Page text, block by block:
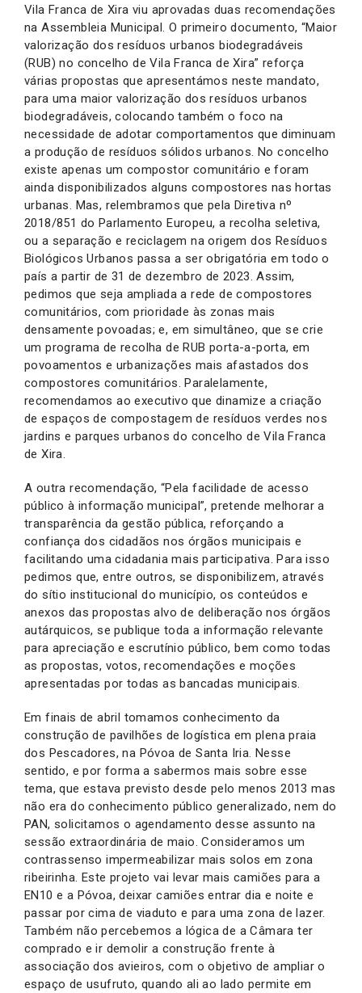
Vila Franca de Xira viu aprovadas duas recomendações
na Assembleia Municipal. O primeiro documento, “Maior
valorização dos resíduos urbanos biodegradáveis
(RUB) no concelho de Vila Franca de Xira” reforça
várias propostas que apresentámos neste mandato,
para uma maior valorização dos resíduos urbanos
biodegradáveis, colocando também o foco na
necessidade de adotar comportamentos que diminuam
a produção de resíduos sólidos urbanos. No concelho
existe apenas um compostor comunitário e foram
ainda disponibilizados alguns compostores nas hortas
urbanas. Mas, relembramos que pela Diretiva nº
2018/851 do Parlamento Europeu, a recolha seletiva,
ou a separação e reciclagem na origem dos Resíduos
Biológicos Urbanos passa a ser obrigatória em todo o
país a partir de 31 de dezembro de 2023. Assim,
pedimos que seja ampliada a rede de compostores
comunitários, com prioridade às zonas mais
densamente povoadas; e, em simultâneo, que se crie
um programa de recolha de RUB porta-a-porta, em
povoamentos e urbanizações mais afastados dos
compostores comunitários. Paralelamente,
recomendamos ao executivo que dinamize a criação
de espaços de compostagem de resíduos verdes nos
jardins e parques urbanos do concelho de Vila Franca
de Xira.
A outra recomendação, “Pela facilidade de acesso
público à informação municipal”, pretende melhorar a
transparência da gestão pública, reforçando a
confiança dos cidadãos nos órgãos municipais e
facilitando uma cidadania mais participativa. Para isso
pedimos que, entre outros, se disponibilizem, através
do sítio institucional do município, os conteúdos e
anexos das propostas alvo de deliberação nos órgãos
autárquicos, se publique toda a informação relevante
para apreciação e escrutínio público, bem como todas
as propostas, votos, recomendações e moções
apresentadas por todas as bancadas municipais.
Em finais de abril tomamos conhecimento da
construção de pavilhões de logística em plena praia
dos Pescadores, na Póvoa de Santa Iria. Nesse
sentido, e por forma a sabermos mais sobre esse
tema, que estava previsto desde pelo menos 2013 mas
não era do conhecimento público generalizado, nem do
PAN, solicitamos o agendamento desse assunto na
sessão extraordinária de maio. Consideramos um
contrassenso impermeabilizar mais solos em zona
ribeirinha. Este projeto vai levar mais camiões para a
EN10 e a Póvoa, deixar camiões entrar dia e noite e
passar por cima de viaduto e para uma zona de lazer.
Também não percebemos a lógica de a Câmara ter
comprado e ir demolir a construção frente à
associação dos avieiros, com o objetivo de ampliar o
espaço de usufruto, quando ali ao lado permite em